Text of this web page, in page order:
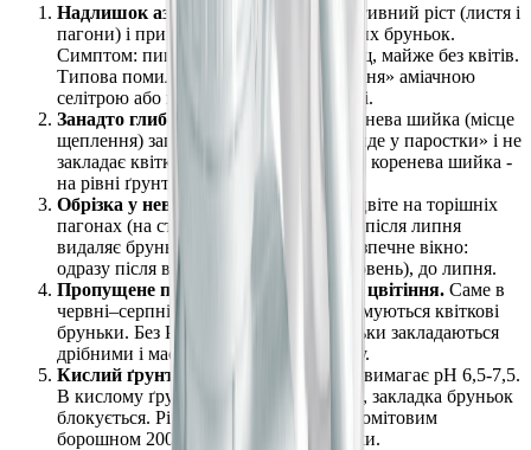
Надлишок азоту.
N стимулює вегетативний ріст (листя і
пагони) і пригнічує ініціацію квіткових бруньок.
Симптом: пишний темно-зелений кущ, майже без квітів.
Типова помилка: весняне «підживлення» аміачною
селітрою або карбамідом у повній дозі.
Занадто глибока посадка.
Якщо коренева шийка (місце
щеплення) заглиблена в ґрунт, кущ «йде у паростки» і не
закладає квіткових бруньок. Правило: коренева шийка -
на рівні ґрунту або 2-3 см вище.
Обрізка у невідповідний час.
Бузок цвіте на торішніх
пагонах (на старій деревині). Обрізка після липня
видаляє бруньки наступного року. Безпечне вікно:
одразу після відцвітання (травень–червень), до липня.
Пропущене підживлення P+K після цвітіння. Саме в
червні–серпні, після відцвітання, формуються квіткові
бруньки. Без P+K у цей момент бруньки закладаються
дрібними і масово відмирають взимку.
Кислий ґрунт (pH нижче 6,0).
Бузок вимагає pH 6,5-7,5.
В кислому ґрунті P стає недоступним, закладка бруньок
блокується. Рішення: вапнування доломітовим
борошном 200-300 г/м², раз на 3-4 роки.